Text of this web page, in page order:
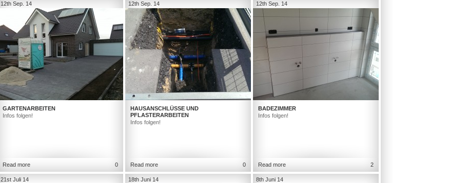
12th Sep. 14
GARTENARBEITEN
Infos folgen!
Read more 0
12th Sep. 14
HAUSANSCHLÜSSE UND
PFLASTERARBEITEN
Infos folgen!
Read more 0
12th Sep. 14
BADEZIMMER
Infos folgen!
Read more 2
21st Juli 14 18th Juni 14 8th Juni 14